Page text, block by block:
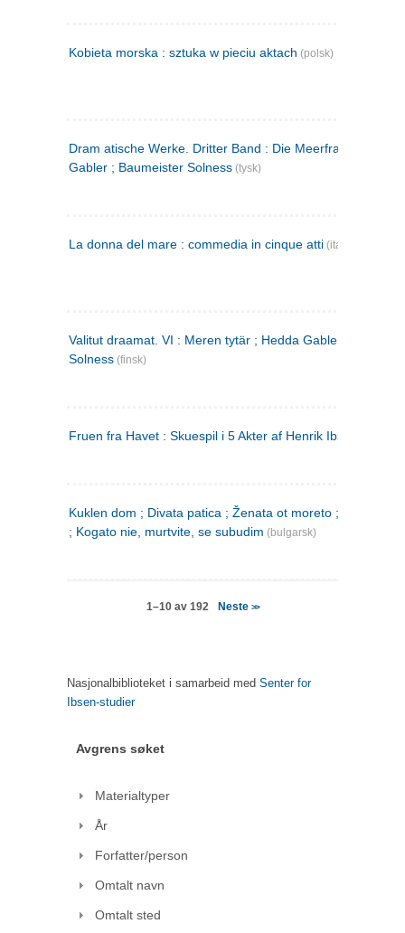
Kobieta morska : sztuka w pieciu aktach (polsk)
Dram atische Werke. Dritter Band : Die Meerfrau ; Hedda
Gabler ; Baumeister Solness (tysk)
La donna del mare : commedia in cinque atti (italiensk)
Valitut draamat. VI : Meren tytär ; Hedda Gabler ;
Solness (finsk)
Fruen fra Havet : Skuespil i 5 Akter af Henrik Ibsen
Kuklen dom ; Divata patica ; Ženata ot moreto ; Malkijat
; Kogato nie, murtvite, se subudim (bulgarsk)
1–10 av 192 Neste >>
Nasjonalbiblioteket i samarbeid med Senter for
Ibsen-studier
Avgrens søket
Materialtyper
År
Forfatter/person
Omtalt navn
Omtalt sted